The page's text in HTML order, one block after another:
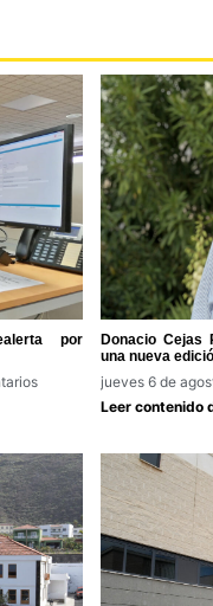
por
Donacio Cejas
una nueva
jueves 6 de
Leer contenido